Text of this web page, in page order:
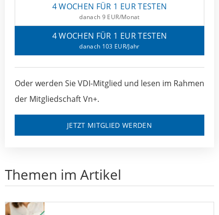
4 WOCHEN FÜR 1 EUR TESTEN
danach 9 EUR/Monat
4 WOCHEN FÜR 1 EUR TESTEN
danach 103 EUR/Jahr
Oder werden Sie VDI-Mitglied und lesen im Rahmen
der Mitgliedschaft Vn+.
JETZT MITGLIED WERDEN
Themen im Artikel